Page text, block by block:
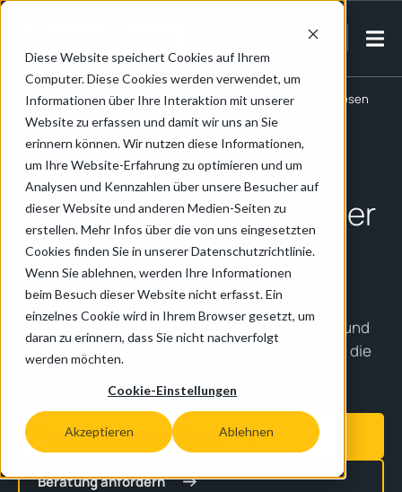
Diese Website speichert Cookies auf Ihrem
Computer. Diese Cookies werden verwendet, um
Informationen über Ihre Interaktion mit unserer
Website zu erfassen und damit wir uns an Sie
erinnern können. Wir nutzen diese Informationen,
um Ihre Website-Erfahrung zu optimieren und um
Analysen und Kennzahlen über unsere Besucher auf
dieser Website und anderen Medien-Seiten zu
erstellen. Mehr Infos über die von uns eingesetzten
Cookies finden Sie in unserer Datenschutzrichtlinie.
Wenn Sie ablehnen, werden Ihre Informationen
beim Besuch dieser Website nicht erfasst. Ein
einzelnes Cookie wird in Ihrem Browser gesetzt, um
daran zu erinnern, dass Sie nicht nachverfolgt
werden möchten.
Cookie-Einstellungen
Akzeptieren Ablehnen
DE-AT
Home/ Handel, Logistik & Lagerhaltung/ Logistik & Lagerwesen
Lösungen für die
Lastenhandhabung in der
Lagerlogistik
3PL-Logistikanbieter erhöhen die betriebliche
Effizienz, steigern die Mitarbeiterproduktivität und
sind mit unseren Elektroschleppern in der Lage, die
Produktvorführung anfragen
Beratung anfordern